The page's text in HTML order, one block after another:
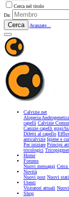
Cerca nel titolo
Da:
Cerca Avanzate...
Calvizie.net
Alopecia Androgenetica
capelli Calvizie
Canizie capelli grigi/
Difetti al capello
anticalvizie Igiene e
Per iniziare Principi
tricologici
Home
Forums
Nuovi messaggi
Novità
Nuovi post Nuovi stati
Utenti
Visitatori attuali
Shop